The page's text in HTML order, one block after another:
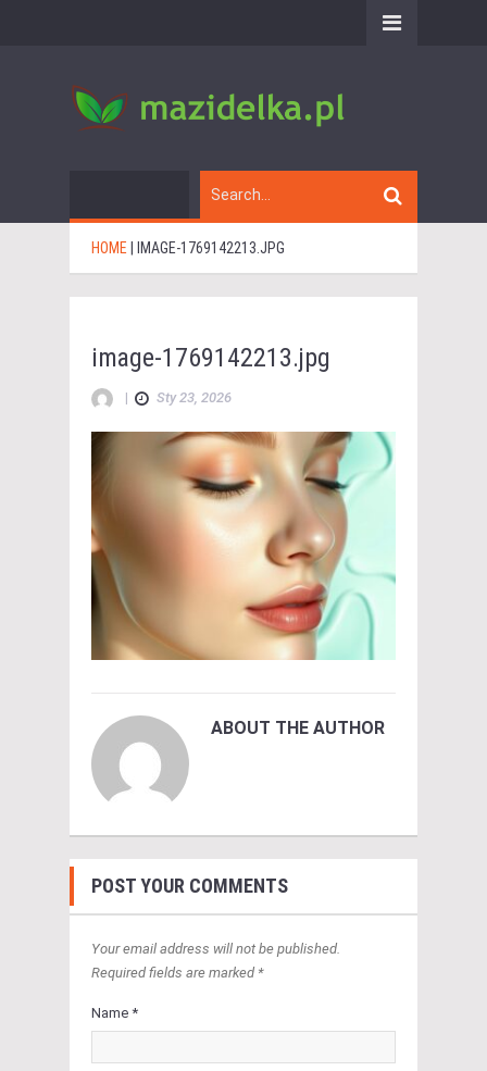
HOME IMAGE-1769142213.JPG
image-1769142213.jpg
| Sty 23, 2026
ABOUT THE AUTHOR
POST YOUR COMMENTS
Your email address will not be published.
Required fields are marked *
Name *